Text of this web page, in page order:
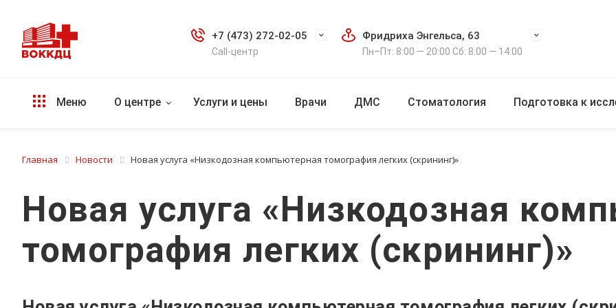
+7 (473) 272-02-05
Call-центр
Фридриха Энгельса, 63
Пн–Пт: 8:00 — 20:00 Сб: 8:00 — 14:00
Меню О центре Услуги и цены Врачи ДМС Стоматология Подготовка к
Главная Новости Новая услуга «Низкодозная компьютерная томография легких (скрининг)»
Новая услуга «Низкодозная
томография легких (скрининг)»